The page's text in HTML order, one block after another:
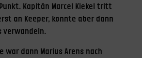
Kapitän Marcel Kiekel tritt
an Keeper, konnte aber dann
verwandeln.
war dann Marius Arens nach